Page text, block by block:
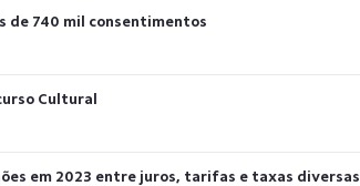
de 740 mil consentimentos
Cultural
em 2023 entre juros, tarifas e taxas diversas